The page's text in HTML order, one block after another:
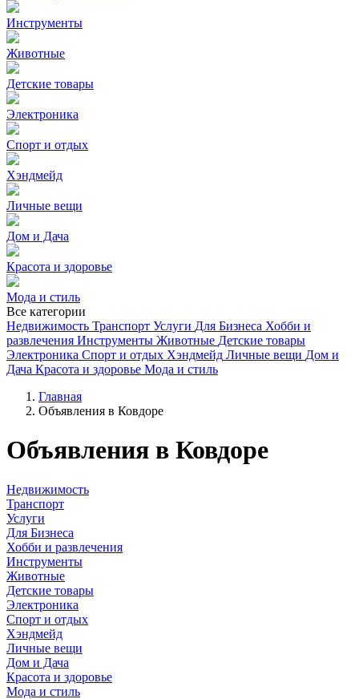
Инструменты
Животные
Детские товары
Электроника
Спорт и отдых
Хэндмейд
Личные вещи
Дом и Дача
Красота и здоровье
Мода и стиль
Все категории
Недвижимость Транспорт Услуги Для Бизнеса Хобби и
развлечения Инструменты Животные Детские товары
Электроника Спорт и отдых Хэндмейд Личные вещи Дом и
Дача Красота и здоровье Мода и стиль
Главная
Объявления в Ковдоре
Объявления в Ковдоре
Недвижимость
Транспорт
Услуги
Для Бизнеса
Хобби и развлечения
Инструменты
Животные
Детские товары
Электроника
Спорт и отдых
Хэндмейд
Личные вещи
Дом и Дача
Красота и здоровье
Мода и стиль